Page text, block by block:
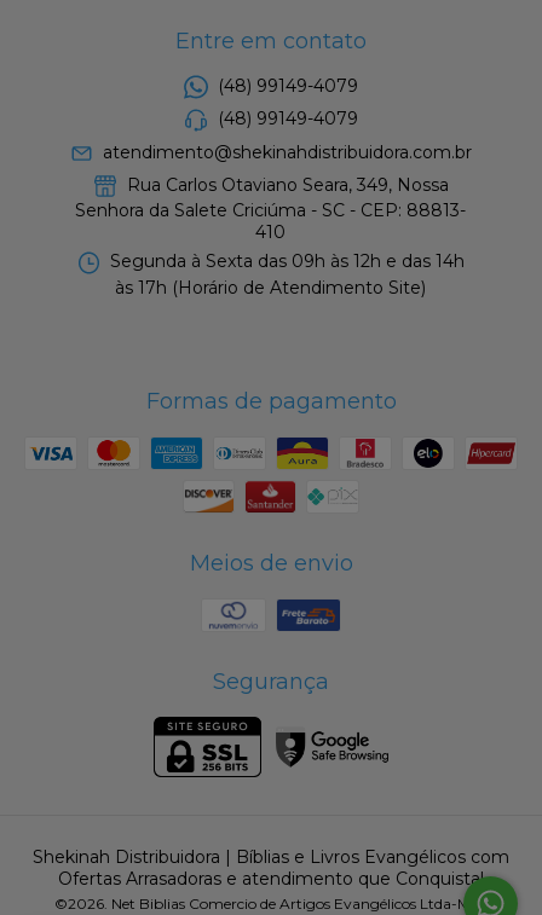
Entre em contato
(48) 99149-4079
(48) 99149-4079
atendimento@shekinahdistribuidora.com.br
Rua Carlos Otaviano Seara, 349, Nossa
Senhora da Salete Criciúma - SC - CEP: 88813-
410
Segunda à Sexta das 09h às 12h e das 14h
às 17h (Horário de Atendimento Site)
Formas de pagamento
Meios de envio
Segurança
Shekinah Distribuidora | Bíblias e Livros Evangélicos com
Ofertas Arrasadoras e atendimento que Conquista!
©2026. Net Biblias Comercio de Artigos Evangélicos Ltda-Me -